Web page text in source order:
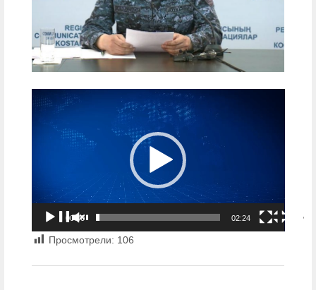
Видеоплеер
00:00 02:24
Просмотрели: 106